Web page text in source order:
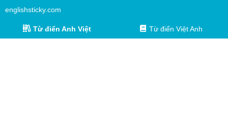
englishsticky.com
Từ điển Anh Việt Từ điển Việt Anh